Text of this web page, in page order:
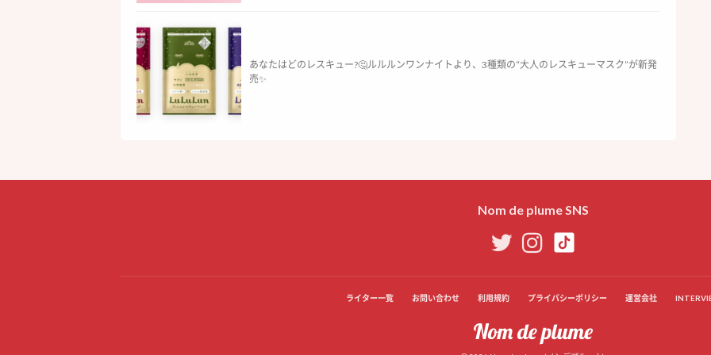
あなたはどのレスキュー?🤔ルルルンワンナイトより、3種類の“大人のレスキューマスク”が新発
売✨
Nom de plume SNS
ライター一覧 お問い合わせ 利用規約 プライバシーポリシー 運営会社